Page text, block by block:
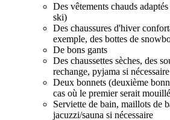
Des vêtements chauds
ski)
Des chaussures d'hiver
exemple, des bottes de
De bons gants
Des chaussettes sèches, des
rechange, pyjama si nécessaire
Deux bonnets (deuxième
cas où le premier serait
Serviette de bain, maillots de
jacuzzi/sauna si nécessaire